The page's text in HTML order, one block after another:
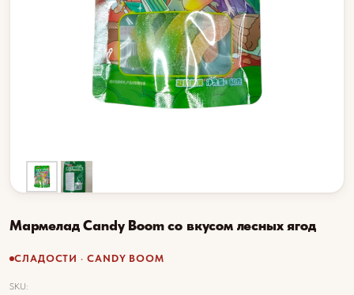
Мармелад Candy Boom со вкусом лесных ягод
СЛАДОСТИ · CANDY BOOM
SKU: